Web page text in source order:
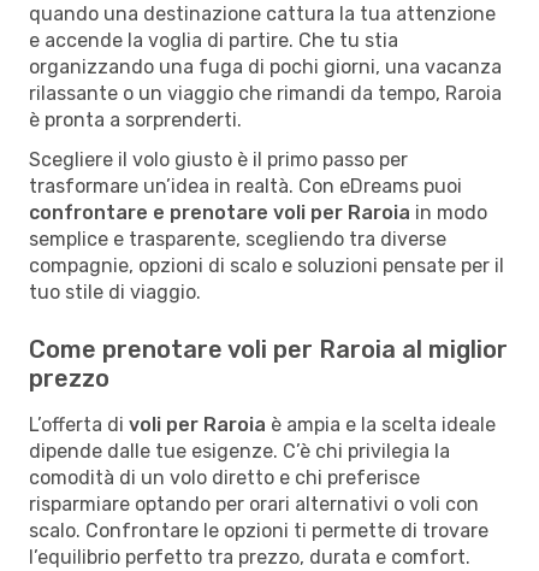
quando una destinazione cattura la tua attenzione
e accende la voglia di partire. Che tu stia
organizzando una fuga di pochi giorni, una vacanza
rilassante o un viaggio che rimandi da tempo, Raroia
è pronta a sorprenderti.
Scegliere il volo giusto è il primo passo per
trasformare un’idea in realtà. Con eDreams puoi
confrontare e prenotare voli per Raroia in modo
semplice e trasparente, scegliendo tra diverse
compagnie, opzioni di scalo e soluzioni pensate per il
tuo stile di viaggio.
Come prenotare voli per Raroia al miglior
prezzo
L’offerta di voli per Raroia è ampia e la scelta ideale
dipende dalle tue esigenze. C’è chi privilegia la
comodità di un volo diretto e chi preferisce
risparmiare optando per orari alternativi o voli con
scalo. Confrontare le opzioni ti permette di trovare
l’equilibrio perfetto tra prezzo, durata e comfort.